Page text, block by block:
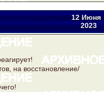
12 Июня
2023
на восстановление/